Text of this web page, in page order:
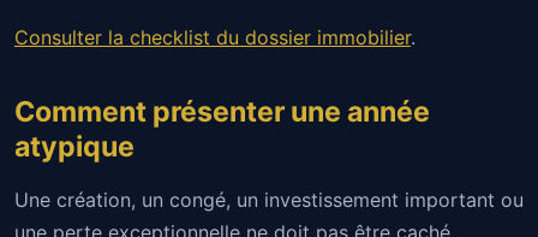
Consulter la checklist du dossier immobilier.
Comment présenter une année
atypique
Une création, un congé, un investissement important ou